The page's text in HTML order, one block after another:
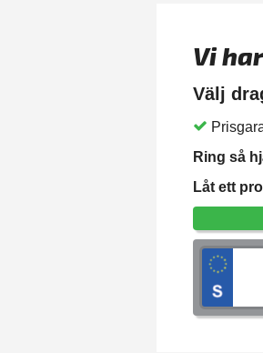
Vi
Välj
Ring så
Låt ett